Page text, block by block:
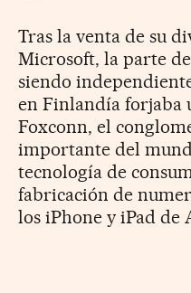
Tras la venta de su
Microsoft, la parte
siendo
en Finlandía forjaba
Foxconn, el
importante del
tecnología de
fabricación de
los iPhone y iPad de